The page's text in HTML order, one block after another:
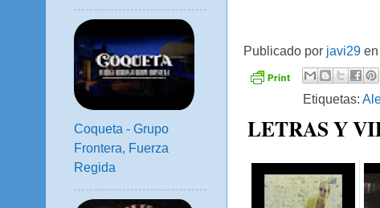
Publicado por javi29 en
Etiquetas:
LETRAS Y
Coqueta - Grupo
Frontera, Fuerza
Regida